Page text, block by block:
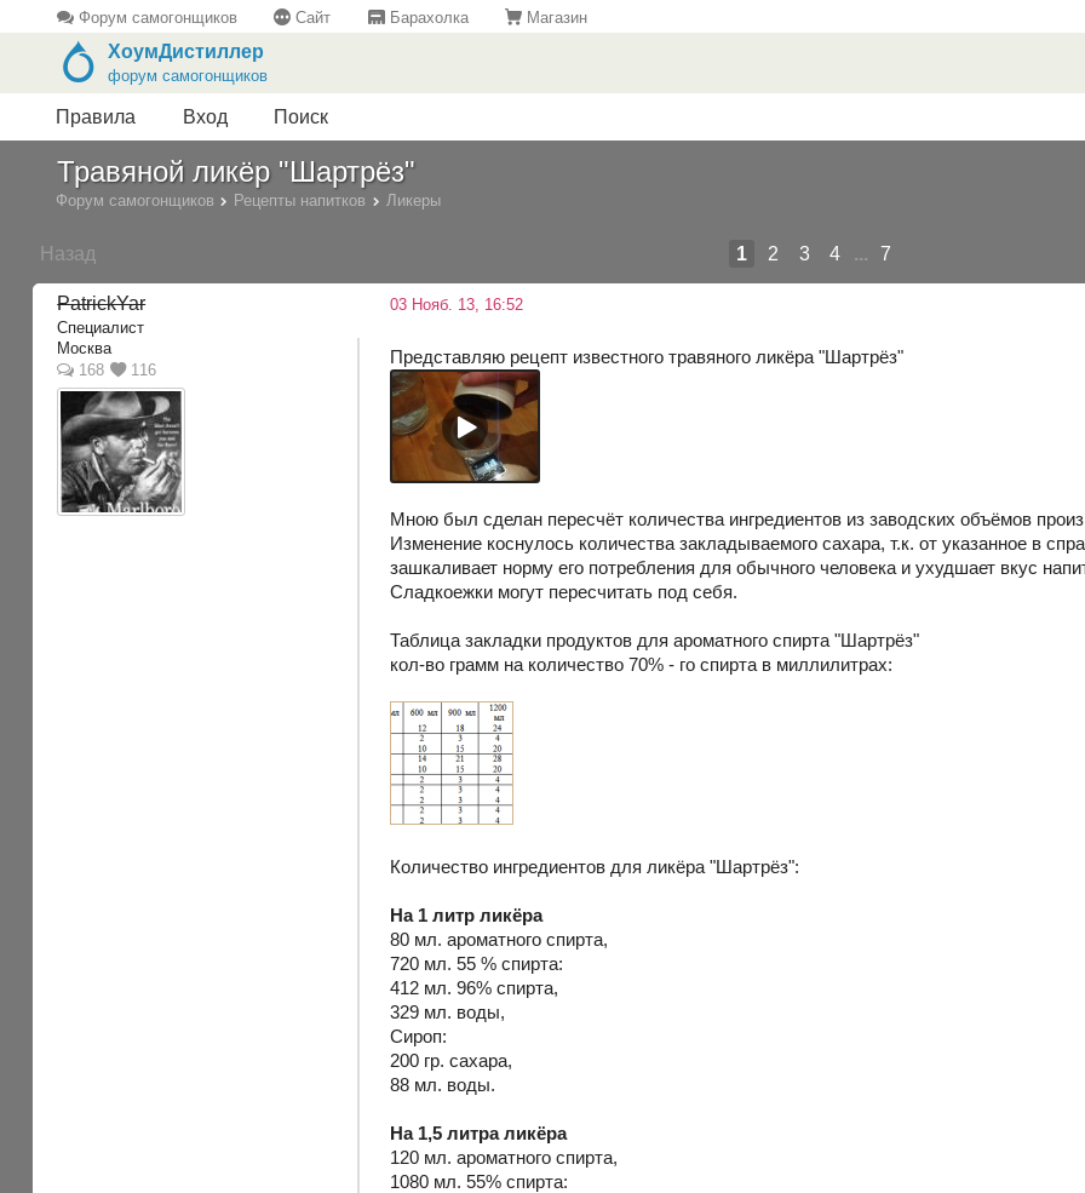
Форум самогонщиков Сайт Барахолка Магазин
ХоумДистиллер
форум самогонщиков
Правила Вход Поиск
Травяной ликёр "Шартрёз"
Форум самогонщиков Рецепты напитков Ликеры
Назад 1 2 3 4 ... 7
PatrickYar
Специалист
Москва
168
116
03 Нояб. 13, 16:52
Представляю рецепт известного травяного ликёра "Шартрёз"
Мною был сделан пересчёт количества ингредиентов из заводских объёмов
Изменение коснулось количества закладываемого сахара, т.к. от указанное в
зашкаливает норму его потребления для обычного человека и ухудшает вкус
Сладкоежки могут пересчитать под себя.
Таблица закладки продуктов для ароматного спирта "Шартрёз"
кол-во грамм на количество 70% - го спирта в миллилитрах:
Количество ингредиентов для ликёра "Шартрёз":
На 1 литр ликёра
80 мл. ароматного спирта,
720 мл. 55 % спирта:
412 мл. 96% спирта,
329 мл. воды,
Сироп:
200 гр. сахара,
88 мл. воды.
На 1,5 литра ликёра
120 мл. ароматного спирта,
1080 мл. 55% спирта: